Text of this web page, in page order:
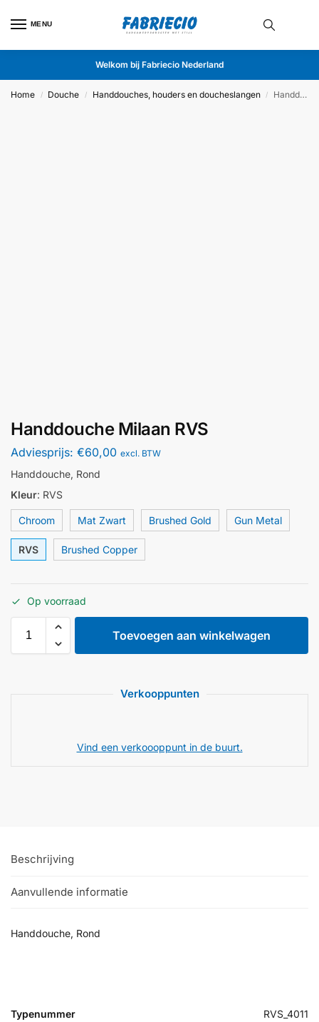
MENU
Welkom bij Fabriecio Nederland
Home / Douche / Handdouches, houders en doucheslangen / Handdouche Milaan RVS
Handdouche Milaan RVS
Adviesprijs: €60,00 excl. BTW
Handdouche, Rond
Kleur: RVS
Chroom Mat Zwart Brushed Gold Gun Metal
RVS Brushed Copper
Op voorraad
Toevoegen aan winkelwagen
Verkooppunten
Vind een verkoooppunt in de buurt.
Beschrijving
Aanvullende informatie
Handdouche, Rond
Typenummer RVS_4011